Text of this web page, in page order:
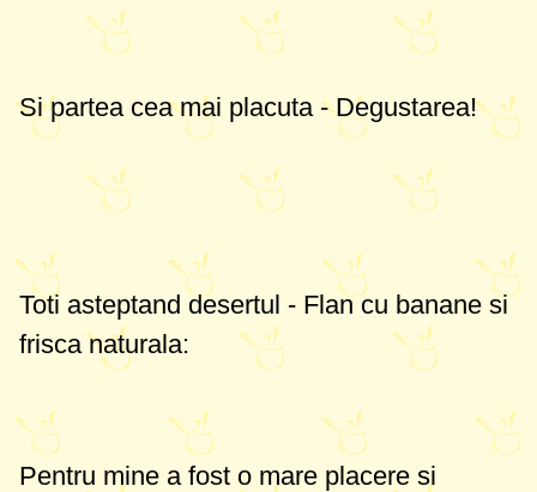
Si partea cea mai placuta - Degustarea!
Toti asteptand desertul - Flan cu banane si
frisca naturala:
Pentru mine a fost o mare placere si